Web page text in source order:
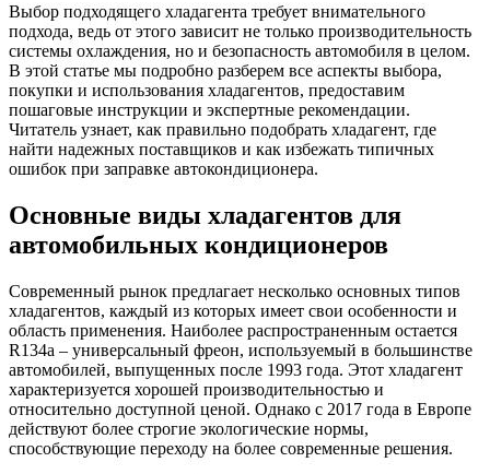
Выбор подходящего хладагента требует внимательного
подхода, ведь от этого зависит не только производительность
системы охлаждения, но и безопасность автомобиля в целом.
В этой статье мы подробно разберем все аспекты выбора,
покупки и использования хладагентов, предоставим
пошаговые инструкции и экспертные рекомендации.
Читатель узнает, как правильно подобрать хладагент, где
найти надежных поставщиков и как избежать типичных
ошибок при заправке автокондиционера.
Основные виды хладагентов для
автомобильных кондиционеров
Современный рынок предлагает несколько основных типов
хладагентов, каждый из которых имеет свои особенности и
область применения. Наиболее распространенным остается
R134a – универсальный фреон, используемый в большинстве
автомобилей, выпущенных после 1993 года. Этот хладагент
характеризуется хорошей производительностью и
относительно доступной ценой. Однако с 2017 года в Европе
действуют более строгие экологические нормы,
способствующие переходу на более современные решения.